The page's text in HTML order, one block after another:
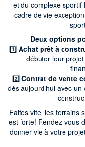
et du complexe sportif
cadre de vie
Deux options
1️⃣ Achat prêt à
débuter leur
2️⃣ Contrat de vente
dès aujourd’hui avec
Faites vite, les terrains
est forte! Rendez-vous
donner vie à votre